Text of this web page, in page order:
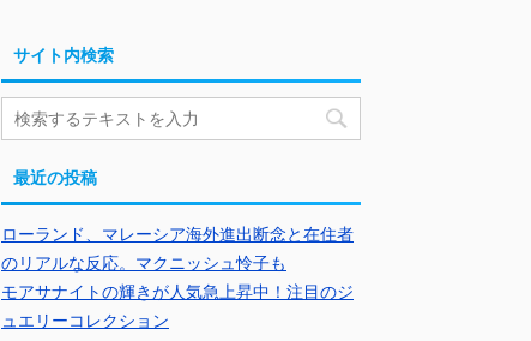
サイト内検索
最近の投稿
ローランド、マレーシア海外進出断念と在住者
のリアルな反応。マクニッシュ怜子も
モアサナイトの輝きが人気急上昇中！注目のジ
ュエリーコレクション